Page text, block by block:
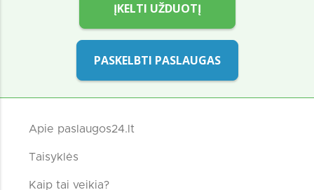
ĮKELTI UŽDUOTĮ
PASKELBTI PASLAUGAS
Apie paslaugos24.lt
Taisyklės
Kaip tai veikia?